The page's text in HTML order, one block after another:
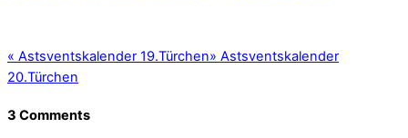
« Astsventskalender 19.Türchen» Astsventskalender
20.Türchen
3 Comments